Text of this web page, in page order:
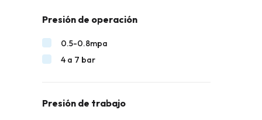
Presión de operación
0.5-0.8mpa
4 a 7 bar
Presión de trabajo